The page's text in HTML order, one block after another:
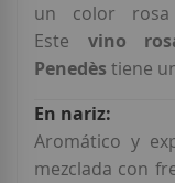
un color rosa
Este vino
Penedès tiene
Aromático y
mezclada con